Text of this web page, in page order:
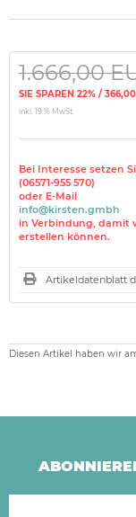
1.666,00
SIE SPAREN 22% /
inkl. 19 % MwSt.
Bei Interesse setzen
(06571-955 570)
oder E-Mail
info@kirsten.gmbh
in Verbindung, damit
erstellen können.
Artikeldatenblatt
Diesen Artikel haben wir